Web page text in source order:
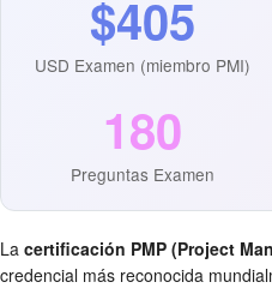
$405
USD Examen (miembro PMI)
180
Preguntas Examen
La certificación PMP (Project
credencial más reconocida